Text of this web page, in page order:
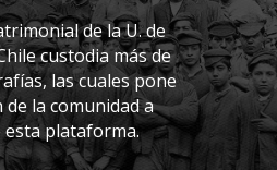
de la U. de
custodia más de
las cuales pone
la comunidad a
esta plataforma.